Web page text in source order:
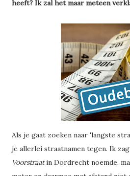
heeft? Ik zal het maar meteen
Als je gaat zoeken naar 'langste
je allerlei straatnamen tegen. Ik
Voorstraatin Dordrecht noemde,